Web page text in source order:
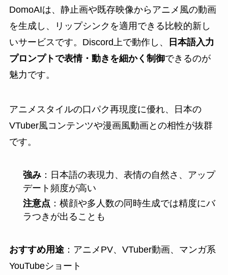
DomoAIは、静止画や既存映像からアニメ風の動画
を生成し、リップシンクを適用できる比較的新し
いサービスです。Discord上で動作し、
日本語入力
プロンプトで表情・動きを細かく制御できるのが
魅力です。
アニメスタイルの口パク再現度に優れ、日本の
VTuber風コンテンツや漫画風動画との相性が抜群
です。
強み：日本語の表現力、表情の自然さ、アップ
デート頻度が高い
注意点 ：横顔や多人数の同時生成では精度にバ
ラつきが出ることも
おすすめ用途：アニメPV、VTuber動画、マンガ系
YouTubeショート